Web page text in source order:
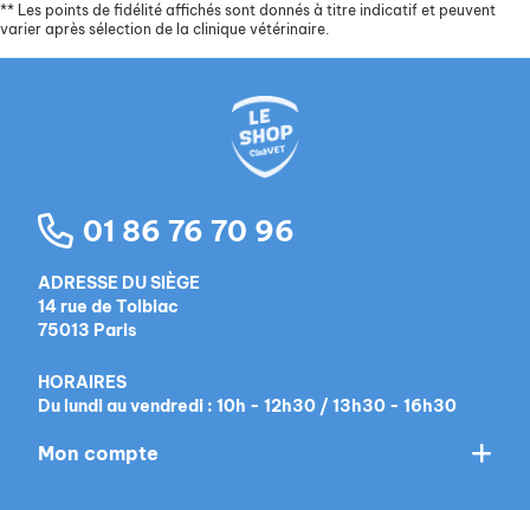
** Les points de fidélité affichés sont donnés à titre indicatif et peuvent
varier après sélection de la clinique vétérinaire.
01 86 76 70 96
ADRESSE DU SIÈGE
14 rue de Tolbiac
75013 Paris
HORAIRES
Du lundi au vendredi : 10h - 12h30 / 13h30 - 16h30
Mon compte